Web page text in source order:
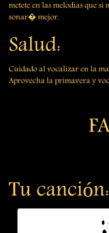
metete en las melodias que
sonar� mejor.
Salud:
Cuidado al vocalizar en la
Aprovecha la primavera y
Tu canción: